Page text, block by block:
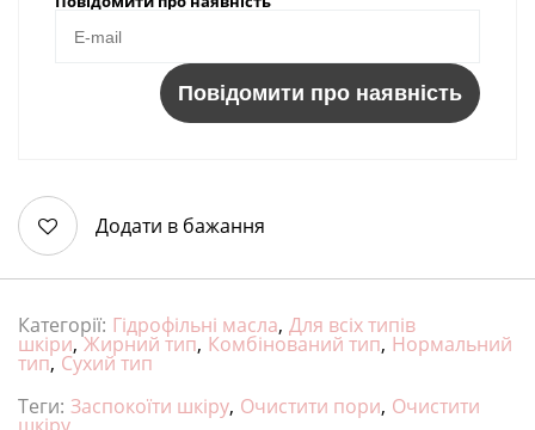
Повідомити про наявність
Додати в бажання
Категорії: Гідрофільні масла, Для всіх типів
шкіри, Жирний тип, Комбінований тип, Нормальний
тип, Сухий тип
Теги: Заспокоїти шкіру, Очистити пори, Очистити